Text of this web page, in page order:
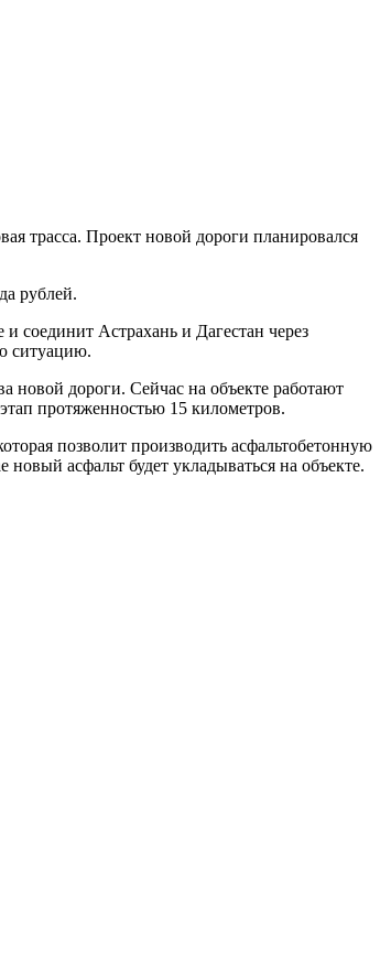
трасса. Проект новой дороги планировался
рублей.
соединит Астрахань и Дагестан через
ситуацию.
новой дороги. Сейчас на объекте работают
протяженностью 15 километров.
позволит производить асфальтобетонную
асфальт будет укладываться на объекте.